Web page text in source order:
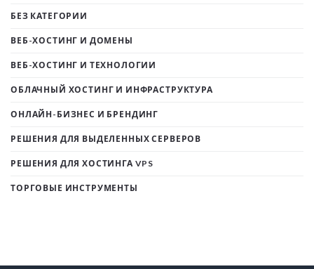
БЕЗ КАТЕГОРИИ
ВЕБ-ХОСТИНГ И ДОМЕНЫ
ВЕБ-ХОСТИНГ И ТЕХНОЛОГИИ
ОБЛАЧНЫЙ ХОСТИНГ И ИНФРАСТРУКТУРА
ОНЛАЙН-БИЗНЕС И БРЕНДИНГ
РЕШЕНИЯ ДЛЯ ВЫДЕЛЕННЫХ СЕРВЕРОВ
РЕШЕНИЯ ДЛЯ ХОСТИНГА VPS
ТОРГОВЫЕ ИНСТРУМЕНТЫ